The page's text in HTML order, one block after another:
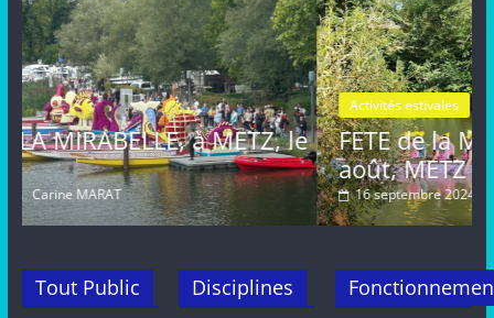
Activités estivales Actualités
FETE de la MIRABELLE, dimanche 25
août, METZ
16 septembre 2024 Carine MARAT
Tout Public Disciplines